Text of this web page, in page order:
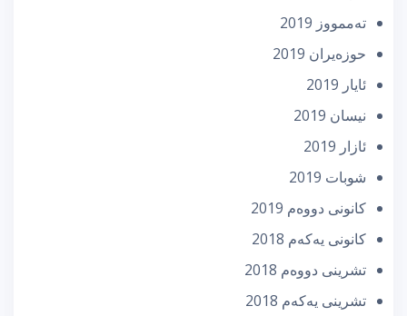
تەممووز 2019
حوزه‌یران 2019
ئایار 2019
نیسان 2019
ئازار 2019
شوبات 2019
كانونی دووه‌م 2019
كانونی یه‌كه‌م 2018
تشرینی دووه‌م 2018
تشرینی یه‌كه‌م 2018